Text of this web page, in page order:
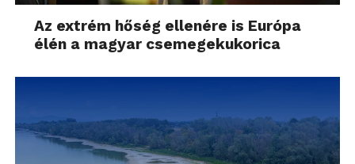
Az extrém hőség ellenére is Európa
élén a magyar csemegekukorica